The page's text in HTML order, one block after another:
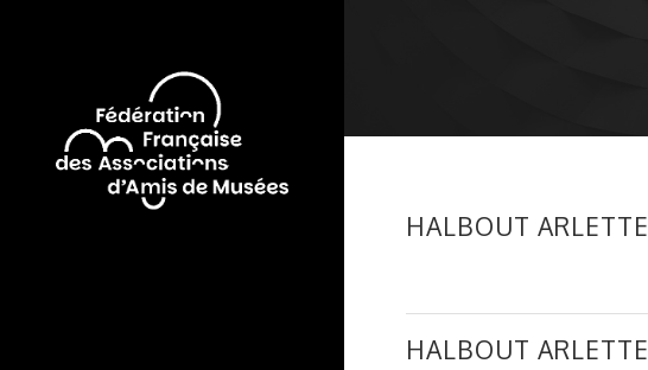
HALBOUT ARLETTE
HALBOUT ARLETTE